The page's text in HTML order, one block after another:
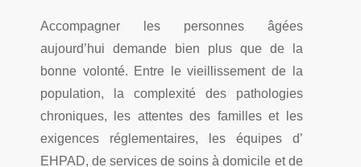
Accompagner les personnes âgées
aujourd’hui demande bien plus que de la
bonne volonté. Entre le vieillissement de la
population, la complexité des pathologies
chroniques, les attentes des familles et les
exigences réglementaires, les équipes d’
EHPAD, de services de soins à domicile et de